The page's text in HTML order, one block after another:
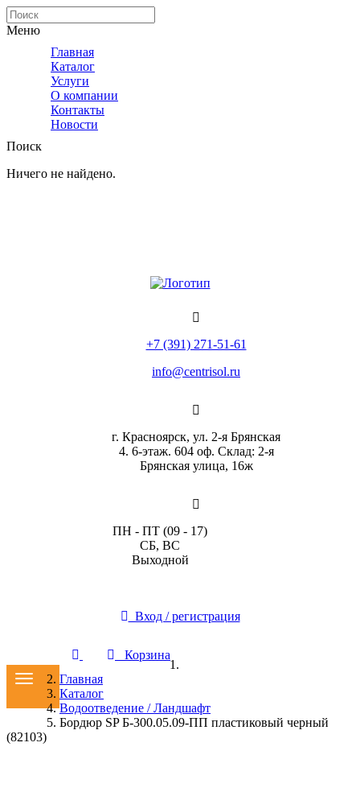
Меню
Главная
Каталог
Услуги
О компании
Контакты
Новости
Поиск
Ничего не найдено.
+7 (391) 271-51-61
info@centrisol.ru
г. Красноярск, ул. 2-я Брянская
4. 6-этаж. 604 оф. Склад: 2-я
Брянская улица, 16ж
ПН - ПТ (09 - 17)
СБ, ВС
Выходной
Вход / регистрация
Toggle
navigation
Корзина
Главная
Каталог
Водоотведение / Ландшафт
Бордюр SP Б-300.05.09-ПП пластиковый черный
(82103)